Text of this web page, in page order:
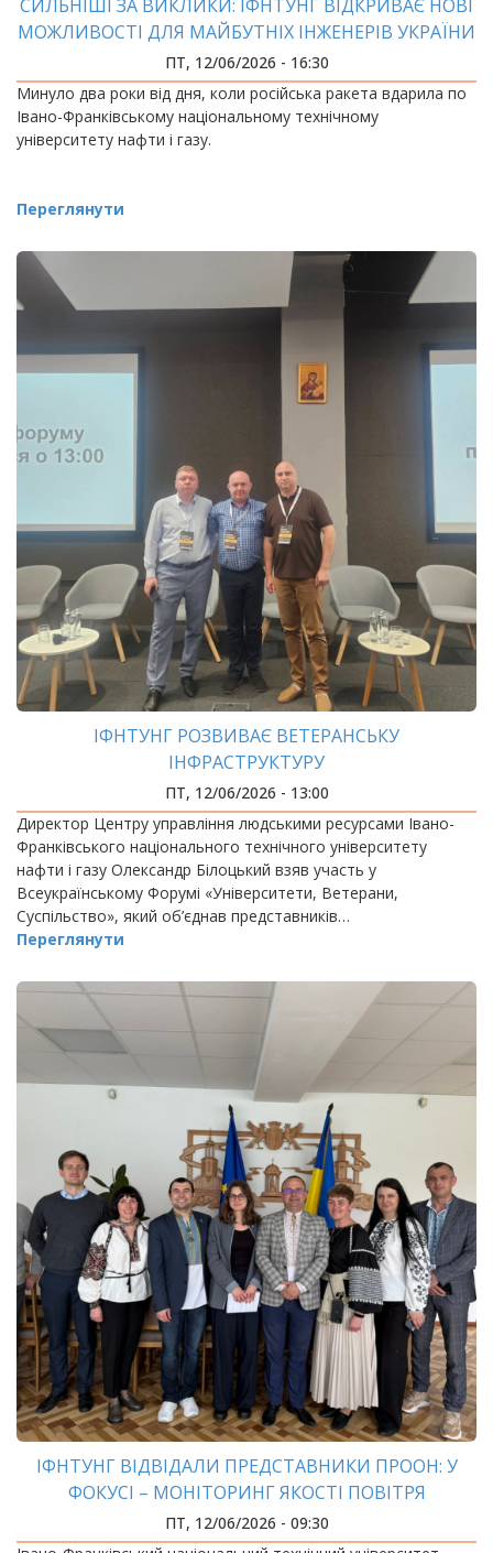
СИЛЬНІШІ ЗА ВИКЛИКИ: ІФНТУНГ ВІДКРИВАЄ НОВІ
МОЖЛИВОСТІ ДЛЯ МАЙБУТНІХ ІНЖЕНЕРІВ УКРАЇНИ
ПТ, 12/06/2026 - 16:30
Минуло два роки від дня, коли російська ракета вдарила по
Івано-Франківському національному технічному
університету нафти і газу.
Переглянути
ІФНТУНГ РОЗВИВАЄ ВЕТЕРАНСЬКУ
ІНФРАСТРУКТУРУ
ПТ, 12/06/2026 - 13:00
Директор Центру управління людськими ресурсами Івано-
Франківського національного технічного університету
нафти і газу Олександр Білоцький взяв участь у
Всеукраїнському Форумі «Університети, Ветерани,
Суспільство», який об’єднав представників…
Переглянути
ІФНТУНГ ВІДВІДАЛИ ПРЕДСТАВНИКИ ПРООН: У
ФОКУСІ – МОНІТОРИНГ ЯКОСТІ ПОВІТРЯ
ПТ, 12/06/2026 - 09:30